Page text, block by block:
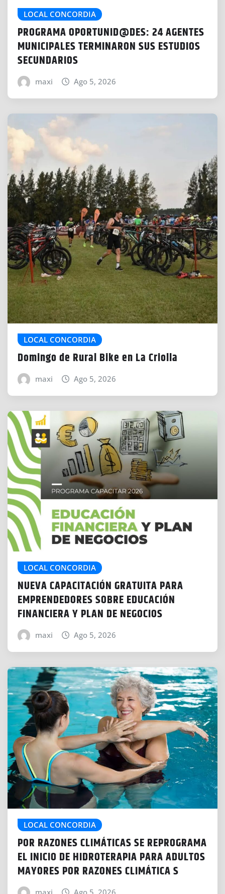
LOCAL CONCORDIA
PROGRAMA OPORTUNID@DES: 24 AGENTES
MUNICIPALES TERMINARON SUS ESTUDIOS
SECUNDARIOS
maxi Ago 5, 2026
LOCAL CONCORDIA
Domingo de Rural Bike en La Criolla
maxi Ago 5, 2026
LOCAL CONCORDIA
NUEVA CAPACITACIÓN GRATUITA PARA
EMPRENDEDORES SOBRE EDUCACIÓN
FINANCIERA Y PLAN DE NEGOCIOS
maxi Ago 5, 2026
LOCAL CONCORDIA
POR RAZONES CLIMÁTICAS SE REPROGRAMA
EL INICIO DE HIDROTERAPIA PARA ADULTOS
MAYORES POR RAZONES CLIMÁTICA S
maxi Ago 5, 2026